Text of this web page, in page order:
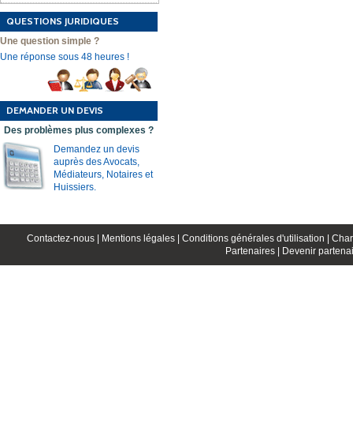
QUESTIONS JURIDIQUES
Une question simple ?
Une réponse sous 48 heures !
DEMANDER UN DEVIS
Des problèmes plus complexes ?
Demandez un devis
auprès des Avocats,
Médiateurs, Notaires et
Huissiers.
Contactez-nous | Mentions légales | Conditions générales d'utilisation |
Partenaires |
Devenir